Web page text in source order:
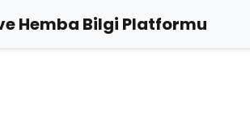
Hemba Bilgi Platformu